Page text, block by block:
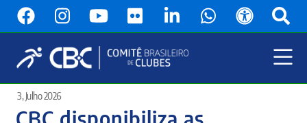
conteúdo
Menu
Principal
3, Julho 2026